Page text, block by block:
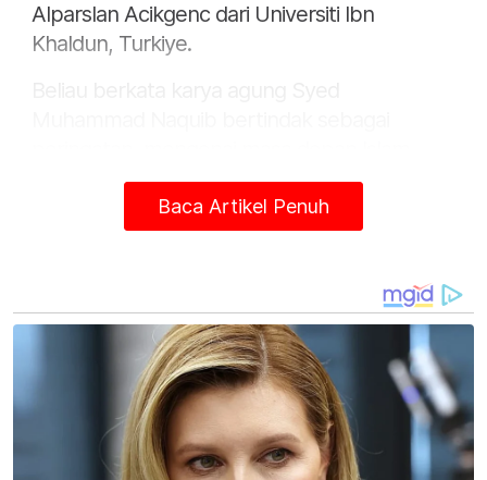
Alparslan Acikgenc dari Universiti Ibn
Khaldun, Turkiye.
yang berkaitan dengan kehidupan
berdasarkan penguasaan menyeluruh nilai-
nilai ketamadunan yang berteraskan
Baca Artikel Penuh